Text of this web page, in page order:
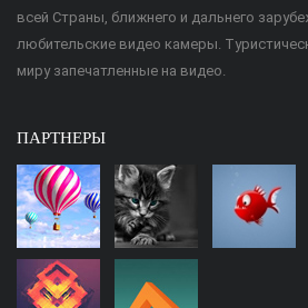
всей Страны, ближнего и дальнего
любительские видео камеры.
миру запечатленные на видео.
ПАРТНЕРЫ